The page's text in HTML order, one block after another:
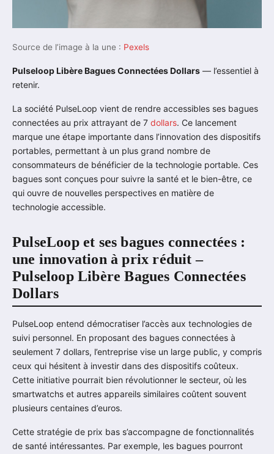
Source de l’image à la une : Pexels
Pulseloop Libère Bagues Connectées Dollars — l’essentiel à
retenir.
La société PulseLoop vient de rendre accessibles ses bagues
connectées au prix attrayant de 7 dollars. Ce lancement
marque une étape importante dans l’innovation des dispositifs
portables, permettant à un plus grand nombre de
consommateurs de bénéficier de la technologie portable. Ces
bagues sont conçues pour suivre la santé et le bien-être, ce
qui ouvre de nouvelles perspectives en matière de
technologie accessible.
PulseLoop et ses bagues connectées :
une innovation à prix réduit –
Pulseloop Libère Bagues Connectées
Dollars
PulseLoop entend démocratiser l’accès aux technologies de
suivi personnel. En proposant des bagues connectées à
seulement 7 dollars, l’entreprise vise un large public, y compris
ceux qui hésitent à investir dans des dispositifs coûteux.
Cette initiative pourrait bien révolutionner le secteur, où les
smartwatchs et autres appareils similaires coûtent souvent
plusieurs centaines d’euros.
Cette stratégie de prix bas s’accompagne de fonctionnalités
de santé intéressantes. Par exemple, les bagues pourront